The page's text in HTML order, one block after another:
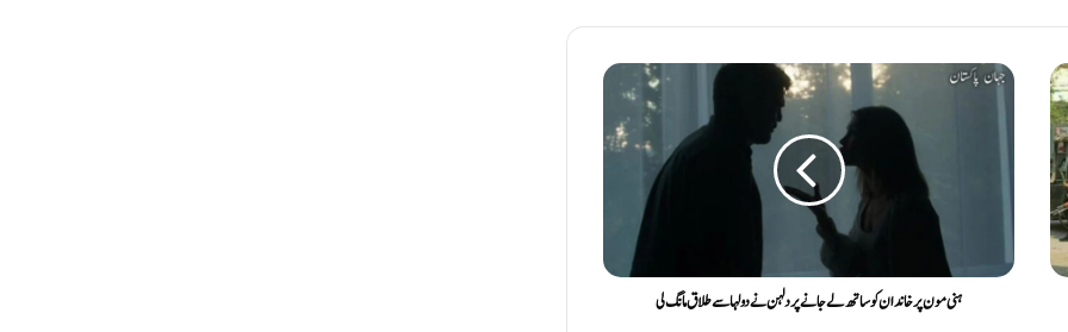
ہنی مون پر خاندان کو ساتھ لے جانے پر دلہن نے دولہا سے طلاق مانگ لی